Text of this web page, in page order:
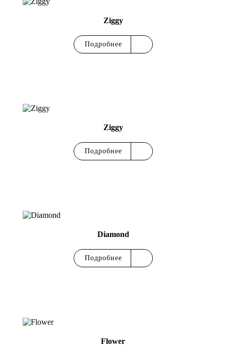
Ziggy
Подробнее
Ziggy
Подробнее
Diamond
Подробнее
Flower